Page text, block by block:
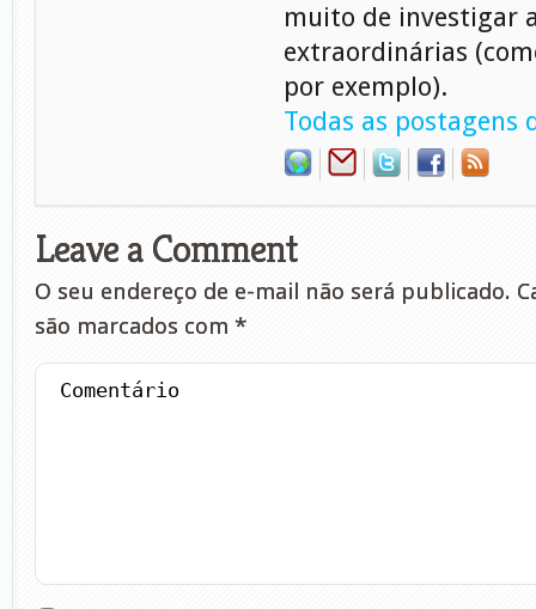
muito de investigar
extraordinárias
por exemplo).
Todas as postagens
Leave a Comment
O seu endereço de e-mail não será publicado.
são marcados com *